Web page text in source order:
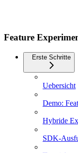
Feature
Erste Schritte
Uebersicht
Demo:
Hybride
SDK-